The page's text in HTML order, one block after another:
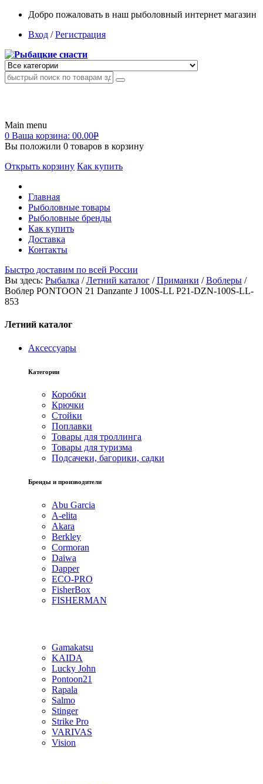
Добро пожаловать в наш рыболовный интернет магазин
Вход /Регистрация
Main menu
0 Ваша корзина: 00.00Р
Вы положили 0 товаров в корзину
Открыть корзину Как купить
Главная
Рыболовные товары
Рыболовные бренды
Как купить
Доставка
Контакты
Быстро доставим по всей России
Вы здесь: Рыбалка /Летний каталог /Приманки /Воблеры /
Воблер PONTOON 21 Danzante J 100S-LL P21-DZN-100S-LL-
853
Летний каталог
Аксессуары
Категории
Коробки
Крючки
Стойки
Поплавки
Товары для троллинга
Товары для туризма
Подсачеки, багорики, садки
Бренды и производители
Abu Garcia
A-elita
Akara
Berkley
Cormoran
Daiwa
Dapper
ECO-PRO
FisherBox
FISHERMAN
Gamakatsu
KAIDA
Lucky John
Pontoon21
Rapala
Salmo
Stinger
Strike Pro
VARIVAS
Vision